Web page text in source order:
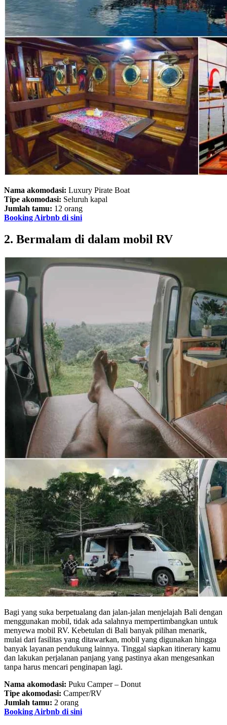
Nama akomodasi: Luxury Pirate Boat
Tipe akomodasi: Seluruh kapal
Jumlah tamu: 12 orang
Booking Airbnb di sini
2. Bermalam di dalam mobil RV
Bagi yang suka berpetualang dan jalan-jalan menjelajah Bali dengan
menggunakan mobil, tidak ada salahnya mempertimbangkan untuk
menyewa mobil RV. Kebetulan di Bali banyak pilihan menarik,
mulai dari fasilitas yang ditawarkan, mobil yang digunakan hingga
banyak layanan pendukung lainnya. Tinggal siapkan itinerary kamu
dan lakukan perjalanan panjang yang pastinya akan mengesankan
tanpa harus mencari penginapan lagi.
Nama akomodasi: Puku Camper – Donut
Tipe akomodasi: Camper/RV
Jumlah tamu: 2 orang
Booking Airbnb di sini